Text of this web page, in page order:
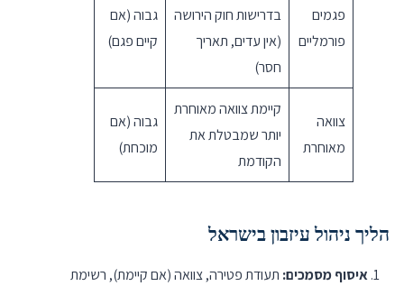
פגמים
פורמליים
בדרישות חוק הירושה
(אין עדים, תאריך
חסר)
גבוה (אם
קיים פגם)
צוואה
מאוחרת
קיימת צוואה מאוחרת
יותר שמבטלת את
הקודמת
גבוה (אם
מוכחת)
הליך ניהול עיזבון בישראל
איסוף מסמכים: תעודת פטירה, צוואה (אם קיימת), רשימת